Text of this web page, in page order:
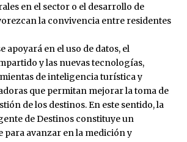
en el sector o el desarrollo de
la convivencia entre residentes
apoyará en el uso de datos, el
y las nuevas tecnologías,
de inteligencia turística y
que permitan mejorar la toma de
de los destinos. En este sentido, la
de Destinos constituye un
para avanzar en la medición y